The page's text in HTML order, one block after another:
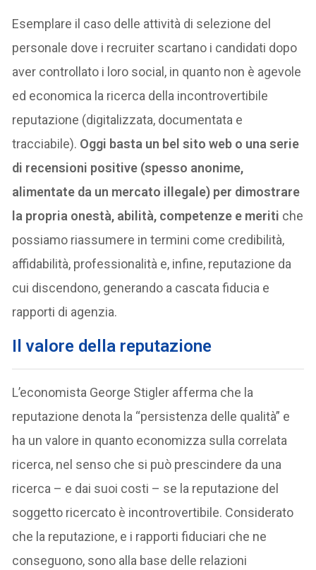
Esemplare il caso delle attività di selezione del
personale dove i recruiter scartano i candidati dopo
aver controllato i loro social, in quanto non è agevole
ed economica la ricerca della incontrovertibile
reputazione (digitalizzata, documentata e
tracciabile). Oggi basta un bel sito web o una serie
di recensioni positive (spesso anonime,
alimentate da un mercato illegale) per dimostrare
la propria onestà, abilità, competenze e meriti che
possiamo riassumere in termini come credibilità,
affidabilità, professionalità e, infine, reputazione da
cui discendono, generando a cascata fiducia e
rapporti di agenzia.
Il valore della reputazione
L’economista George Stigler afferma che la
reputazione denota la “persistenza delle qualità” e
ha un valore in quanto economizza sulla correlata
ricerca, nel senso che si può prescindere da una
ricerca – e dai suoi costi – se la reputazione del
soggetto ricercato è incontrovertibile. Considerato
che la reputazione, e i rapporti fiduciari che ne
conseguono, sono alla base delle relazioni